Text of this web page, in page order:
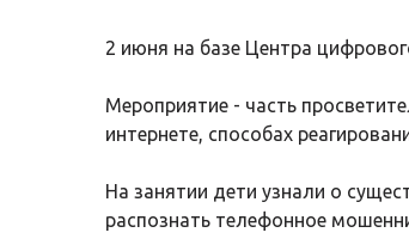
2 июня на базе Центра
Мероприятие - часть
интернете, способах
На занятии дети узнали о
распознать телефонное